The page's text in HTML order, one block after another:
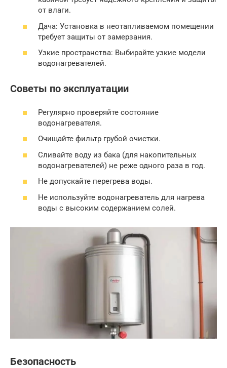
от влаги.
Дача: Установка в неотапливаемом помещении
требует защиты от замерзания.
Узкие пространства: Выбирайте узкие модели
водонагревателей.
Советы по эксплуатации
Регулярно проверяйте состояние
водонагревателя.
Очищайте фильтр грубой очистки.
Сливайте воду из бака (для накопительных
водонагревателей) не реже одного раза в год.
Не допускайте перегрева воды.
Не используйте водонагреватель для нагрева
воды с высоким содержанием солей.
Безопасность